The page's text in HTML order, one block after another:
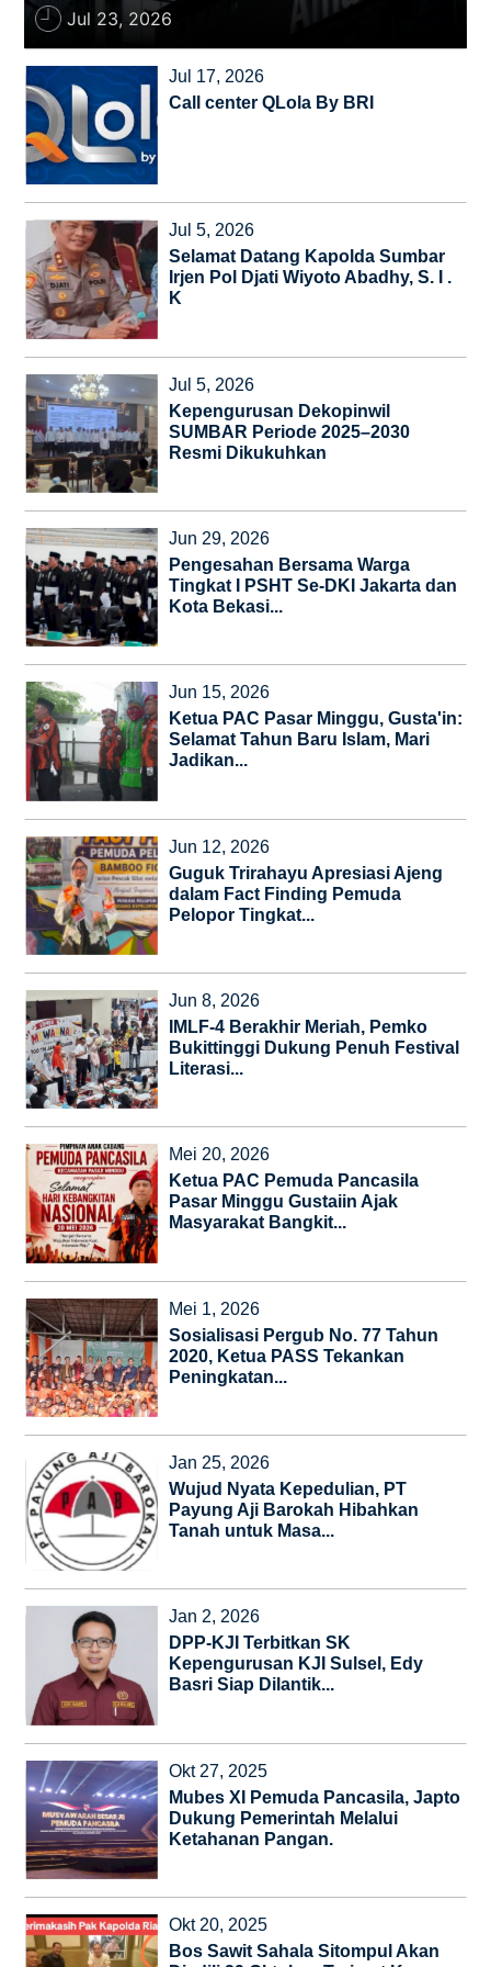
Tokoh
Olahraga
Internasional
Opini
Jul 23, 2026
Jul 17, 2026
Call center QLola By BRI
Jul 5, 2026
Selamat Datang Kapolda Sumbar
Irjen Pol Djati Wiyoto Abadhy, S. I .
K
Jul 5, 2026
Kepengurusan Dekopinwil
SUMBAR Periode 2025–2030
Resmi Dikukuhkan
Jun 29, 2026
Pengesahan Bersama Warga
Tingkat I PSHT Se-DKI Jakarta dan
Kota Bekasi...
Jun 15, 2026
Ketua PAC Pasar Minggu, Gusta'in:
Selamat Tahun Baru Islam, Mari
Jadikan...
Jun 12, 2026
Guguk Trirahayu Apresiasi Ajeng
dalam Fact Finding Pemuda
Pelopor Tingkat...
Jun 8, 2026
IMLF-4 Berakhir Meriah, Pemko
Bukittinggi Dukung Penuh Festival
Literasi...
Mei 20, 2026
Ketua PAC Pemuda Pancasila
Pasar Minggu Gustaiin Ajak
Masyarakat Bangkit...
Mei 1, 2026
Sosialisasi Pergub No. 77 Tahun
2020, Ketua PASS Tekankan
Peningkatan...
Jan 25, 2026
Wujud Nyata Kepedulian, PT
Payung Aji Barokah Hibahkan
Tanah untuk Masa...
Jan 2, 2026
DPP-KJI Terbitkan SK
Kepengurusan KJI Sulsel, Edy
Basri Siap Dilantik...
Okt 27, 2025
Mubes XI Pemuda Pancasila, Japto
Dukung Pemerintah Melalui
Ketahanan Pangan.
Okt 20, 2025
Bos Sawit Sahala Sitompul Akan